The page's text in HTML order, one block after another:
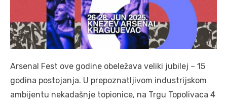
Arsenal Fest ove godine obeležava veliki jubilej – 15
godina postojanja. U prepoznatljivom industrijskom
ambijentu nekadašnje topionice, na Trgu Topolivaca 4